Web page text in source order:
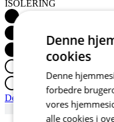
ISOLERING
Detail produktu
Denne
cookies
Denne
forbedre
vores
alle cookies i